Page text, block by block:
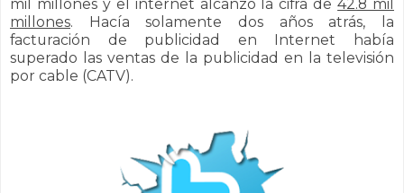
mil millones y el internet alcanzó la cifra de42.8 mil
millones. Hacía solamente dos años atrás, la
facturación de publicidad en Internet había
superado las ventas de la publicidad en la televisión
por cable (CATV).